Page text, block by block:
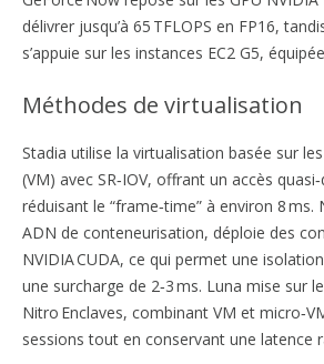
délivrer jusqu’à 65 TFLOPS en FP16,
s’appuie sur les instances EC2 G5,
Méthodes de virtualisation
Stadia utilise la virtualisation basée sur
(VM) avec SR‑IOV, offrant un accès
réduisant le “frame‑time” à environ 8 ms.
ADN de conteneurisation, déploie des
NVIDIA CUDA, ce qui permet une
une surcharge de 2‑3 ms. Luna mise sur
Nitro Enclaves, combinant VM et
sessions tout en conservant une latence